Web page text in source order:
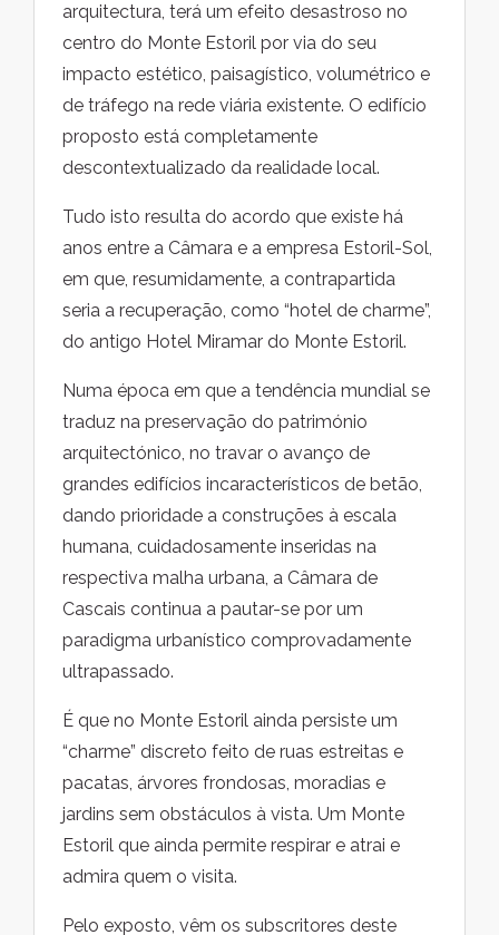
arquitectura, terá um efeito desastroso no
centro do Monte Estoril por via do seu
impacto estético, paisagístico, volumétrico e
de tráfego na rede viária existente. O edifício
proposto está completamente
descontextualizado da realidade local.
Tudo isto resulta do acordo que existe há
anos entre a Câmara e a empresa Estoril-Sol,
em que, resumidamente, a contrapartida
seria a recuperação, como “hotel de charme”,
do antigo Hotel Miramar do Monte Estoril.
Numa época em que a tendência mundial se
traduz na preservação do património
arquitectónico, no travar o avanço de
grandes edifícios incaracterísticos de betão,
dando prioridade a construções à escala
humana, cuidadosamente inseridas na
respectiva malha urbana, a Câmara de
Cascais continua a pautar-se por um
paradigma urbanístico comprovadamente
ultrapassado.
É que no Monte Estoril ainda persiste um
“charme” discreto feito de ruas estreitas e
pacatas, árvores frondosas, moradias e
jardins sem obstáculos à vista. Um Monte
Estoril que ainda permite respirar e atrai e
admira quem o visita.
Pelo exposto, vêm os subscritores deste